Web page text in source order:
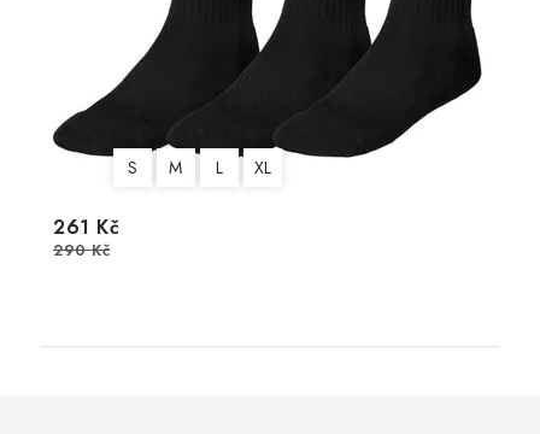
S M L XL
261 Kč
290 Kč